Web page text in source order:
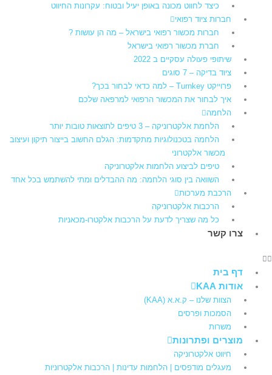
כיצד לחווט מכונה באופן יעיל ובטוח: עקרונות החיווט
חברות ציוד רפואי
חברות מכשור רפואי בישראל – מה הן עושות ?
חברת מכשור רפואי בישראל
שיתופי פעולה עסקיים ב 2022
ציוד בדיקה – 7 סוגים
פרוייקט Turnkey – למה כדאי לבחור בכך?
איך לבחור את המכשור הרפואי למרפאה שלכם
הלחמה
הלחמת אלקטרוניקה – 3 טיפים לתוצאות טובות יותר
הלחמה בטכנולוגיות מתקדמות: הגלם החשוב בייצור תיקון ועיצוב
מכשור אלקטרוני
טיפים לביצוע הלחמות אלקטרוניקה
השוואה בין סוגי הלחמה: מה ההבדלים ומתי להשתמש בכל אחד
הרכבת מערכות
הרכבות אלקטרוניקה
כל מה שצריך לדעת על הרכבות אלקטרו-מכאניות
צרו קשר
דף בית
אודות KAA
הצוות שלנו – ק.א.א (KAA)
הסמכות ופרסים
משרות
מוצרים ופתרונות
חיווט אלקטרוניקה
מעגלים מודפסים | הלחמות עדינות | הרכבות אלקטרוניות